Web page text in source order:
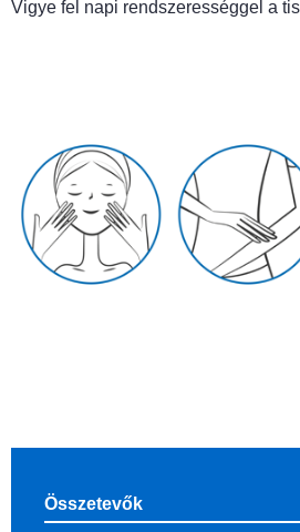
Vigye fel napi rendszerességgel a
Összetevők